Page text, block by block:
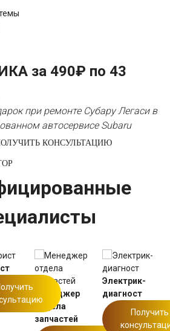
за 490₽ по 43
при ремонте Субару Легаси в
автосервисе Subaru
КОНСУЛЬТАЦИЮ
Менеджер
отдела
запчастей
Электрик-
диагност
Получить